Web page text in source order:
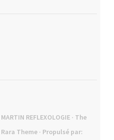
REFLEXOLOGIE· The
Rara Theme · Propulsé par: